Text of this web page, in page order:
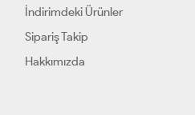
İndirimdeki Ürünler
Sipariş Takip
Hakkımızda